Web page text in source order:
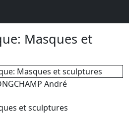
Masques et
André
et sculptures